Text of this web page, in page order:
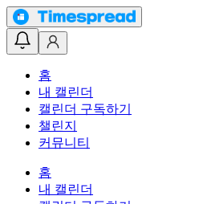
홈
내 캘린더
캘린더 구독하기
챌린지
커뮤니티
홈
내 캘린더